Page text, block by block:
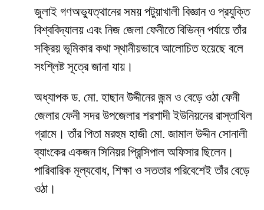
জুলাই গণঅভ্যুত্থানের সময় পটুয়াখালী বিজ্ঞান ও প্রযুক্তি
বিশ্ববিদ্যালয় এবং নিজ জেলা ফেনীতে বিভিন্ন পর্যায়ে তাঁর
সক্রিয় ভূমিকার কথা স্থানীয়ভাবে আলোচিত হয়েছে বলে
সংশ্লিষ্ট সূত্রে জানা যায়।
অধ্যাপক ড. মো. হাছান উদ্দীনের জন্ম ও বেড়ে ওঠা ফেনী
জেলার ফেনী সদর উপজেলার শরশাদী ইউনিয়নের রাস্তাখিল
গ্রামে। তাঁর পিতা মরহুম হাজী মো. জামাল উদ্দীন সোনালী
ব্যাংকের একজন সিনিয়র প্রিন্সিপাল অফিসার ছিলেন।
পারিবারিক মূল্যবোধ, শিক্ষা ও সততার পরিবেশেই তাঁর বেড়ে
ওঠা।